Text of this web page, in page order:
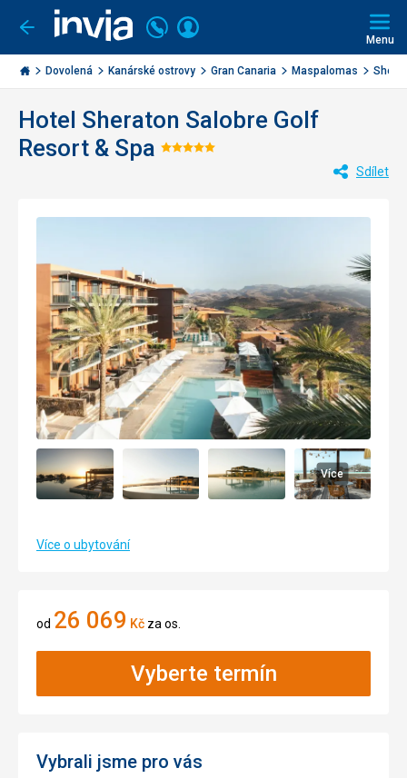
Jít
zpět
Invia.cz
Volejte
226
000
284
Přihlásit
Menu
Dovolená Kanárské ostrovy Gran Canaria Maspalomas
Hotel Sheraton Salobre Golf
Resort & Spa Hodnocení:
Sdílet
Více
Více o ubytování
od 26 069 Kč za os.
Vyberte termín
Vybrali jsme pro vás